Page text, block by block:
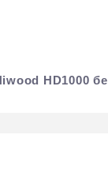
HD1000